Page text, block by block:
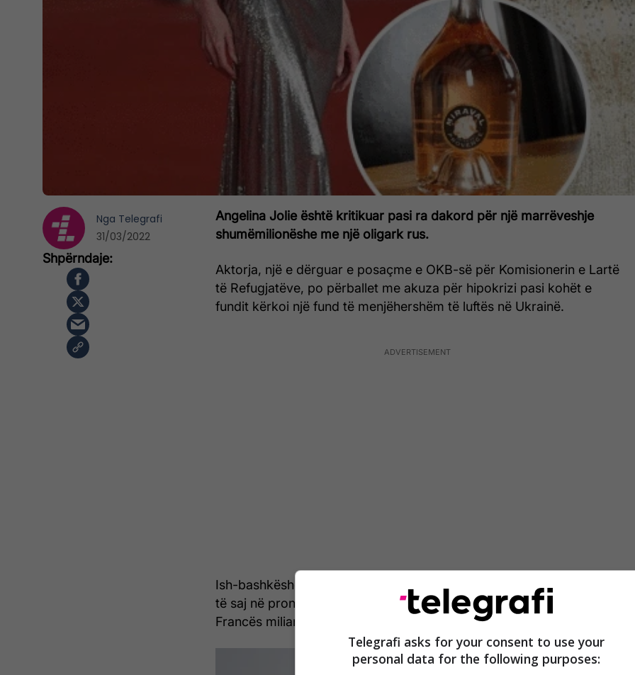
Angelina Jolie është kritikuar pasi ra dakord për një marrëveshje
shumëmilionëshe me një oligark rus.
Aktorja, një e dërguar e posaçme e OKB-së për Komisionerin e Lartë
të Refugjatëve, po përballet me akuza për hipokrizi pasi kohët e
fundit kërkoi një fund të menjëhershëm të luftës në Ukrainë.
Ish-bashkëshorti Brad Pitt, po padit Angelina për shitjen e aksioneve
të saj në pronat e tyre të verës Chateau Miraval në Provence të
Francës miliarderit rus, Yuri Shefler.
Nga Telegrafi
31/03/2022
Telegrafi asks for your consent to use your
personal data for the following purposes: